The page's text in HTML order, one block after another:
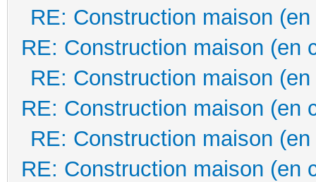
RE: Construction maison
RE: Construction maison (en
RE: Construction maison
RE: Construction maison (en
RE: Construction maison
RE: Construction maison (en